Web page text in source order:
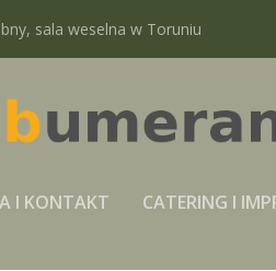
sala weselna w Toruniu
I KONTAKT CATERING I